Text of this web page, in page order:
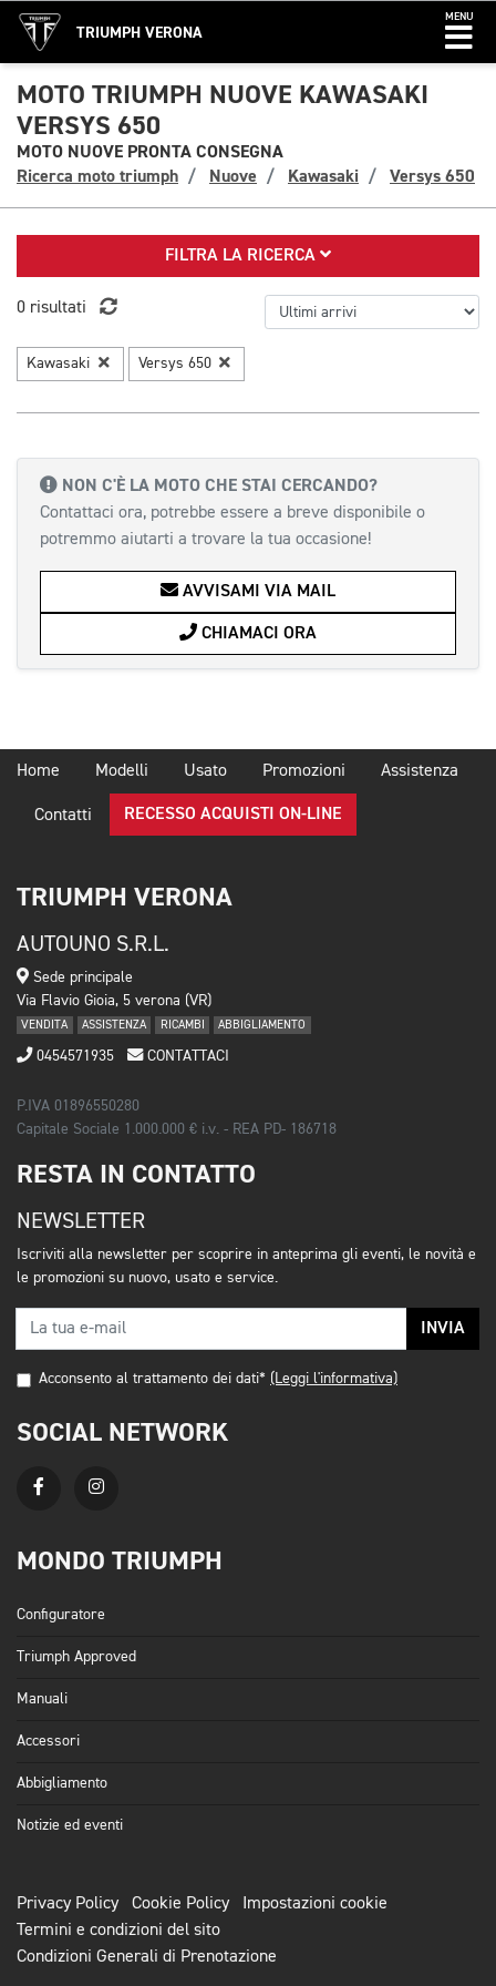
TRIUMPH VERONA
MENU
MOTO TRIUMPH NUOVE KAWASAKI
VERSYS 650
MOTO NUOVE PRONTA CONSEGNA
Ricerca moto triumph
Nuove Kawasaki Versys 650
FILTRA LA RICERCA
0 risultati
Kawasaki Versys 650
NON C'È LA MOTO CHE STAI CERCANDO?
Contattaci ora, potrebbe essere a breve disponibile o
potremmo aiutarti a trovare la tua occasione!
AVVISAMI VIA MAIL
CHIAMACI ORA
Home Modelli Usato Promozioni Assistenza
Contatti RECESSO ACQUISTI ON-LINE
TRIUMPH VERONA
AUTOUNO S.R.L.
Sede principale
Via Flavio Gioia, 5 verona (VR)
VENDITA ASSISTENZA RICAMBI ABBIGLIAMENTO
0454571935 CONTATTACI
P.IVA 01896550280
Capitale Sociale 1.000.000 € i.v. - REA PD- 186718
RESTA IN CONTATTO
NEWSLETTER
Iscriviti alla newsletter per scoprire in anteprima gli eventi, le novità e
le promozioni su nuovo, usato e service.
INVIA
Acconsento al trattamento dei dati* (Leggi l'informativa)
SOCIAL NETWORK
MONDO TRIUMPH
Configuratore
Triumph Approved
Manuali
Accessori
Abbigliamento
Notizie ed eventi
Privacy Policy Cookie Policy
Impostazioni cookie
Termini e condizioni del sito
Condizioni Generali di Prenotazione